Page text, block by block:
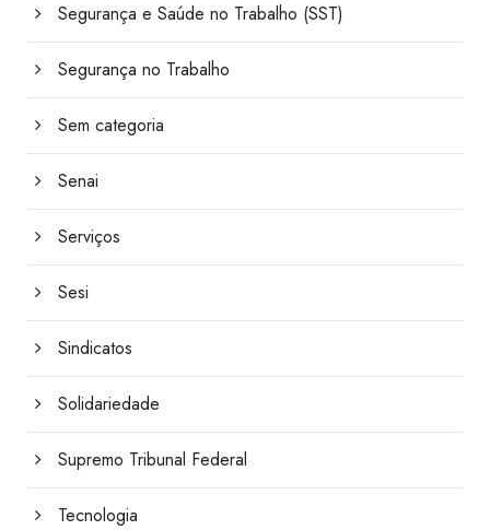
Segurança e Saúde no Trabalho (SST)
Segurança no Trabalho
Sem categoria
Senai
Serviços
Sesi
Sindicatos
Solidariedade
Supremo Tribunal Federal
Tecnologia